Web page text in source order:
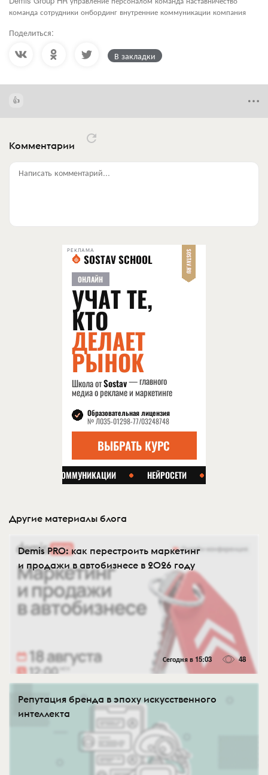
команда сотрудники онбординг внутренние коммуникации компания
Поделиться:
В закладки
Комментарии
Написать комментарий...
РЕКЛАМА
Другие материалы блога
Demis PRO: как перестроить маркетинг
и продажи в автобизнесе в 2026 году
Сегодня в 15:03 48
Репутация бренда в эпоху искусственного
интеллекта